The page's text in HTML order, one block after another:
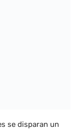
se disparan un